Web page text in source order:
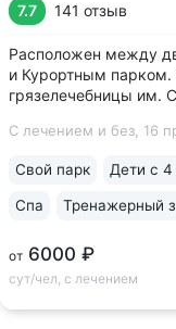
7.7 141 отзыв
Расположен между
и Курортным парком.
грязелечебницы им.
фонтанами,
С лечением и без, 16
от 6000 ₽
сут/чел, с лечением
Свой парк Дети с 4
Спа Тренажерный